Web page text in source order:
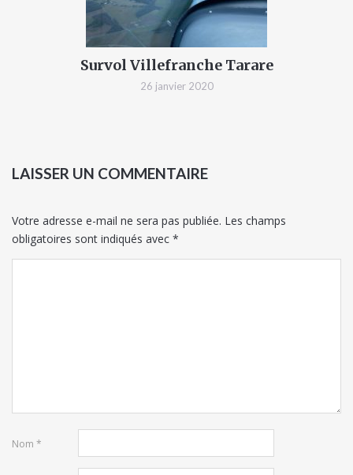
Survol Villefranche Tarare
26 janvier 2020
LAISSER UN COMMENTAIRE
Votre adresse e-mail ne sera pas publiée. Les champs
obligatoires sont indiqués avec *
Nom *